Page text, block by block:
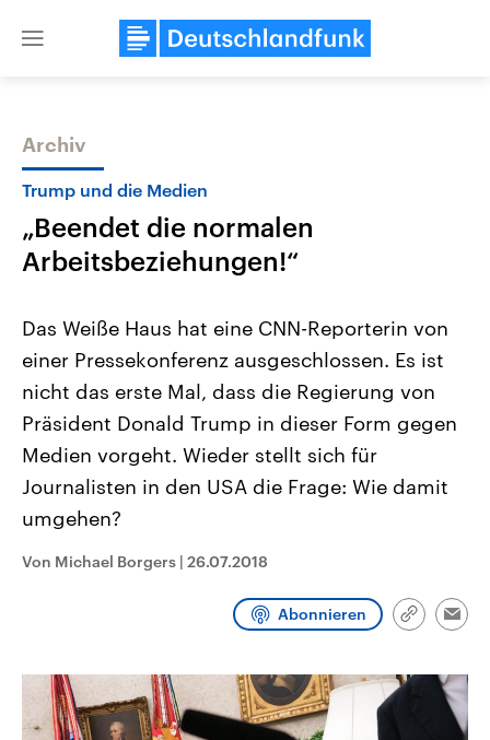
Close
Themen
Landtagswahl Sachsen-Anhalt
2026
Alle Informationen
Sachsen-Anhalt wählt am 6.
September 2026 einen neuen
Landtag. Seit 2021 wird das
Bundesland von einer Koalition aus
Umfragen, Prognosen,
und Hintergründe zu den Parteien
und Kandidaten der anstehenden
USA
Aktuelle Beiträge,
Hintergründe
Wirtschaftlich und
gehören die Vereinigten
den mächtigsten Ländern
mit großem Einfluss auf
aktuelle Weltgeschehen.
Sendungen Programm
Archiv
Trump und die Medien
„Beendet die normalen
Arbeitsbeziehungen!“
Das Weiße Haus hat eine CNN-Reporterin von
einer Pressekonferenz ausgeschlossen. Es ist
nicht das erste Mal, dass die Regierung von
Präsident Donald Trump in dieser Form gegen
Medien vorgeht. Wieder stellt sich für
Journalisten in den USA die Frage: Wie damit
umgehen?
Von Michael Borgers | 26.07.2018
Abonnieren
Link